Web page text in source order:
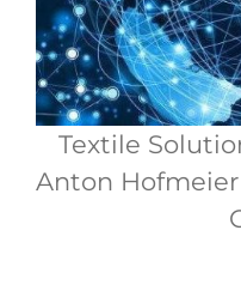
Textile
Anton